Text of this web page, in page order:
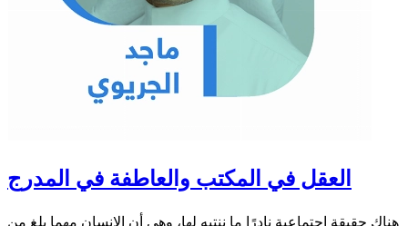
العقل في المكتب والعاطفة في المدرج
هناك حقيقة اجتماعية نادرًا ما ننتبه لها، وهي أن الإنسان مهما بلغ من